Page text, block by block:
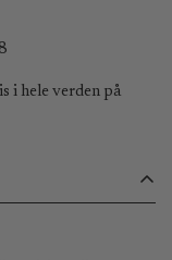
i hele verden på